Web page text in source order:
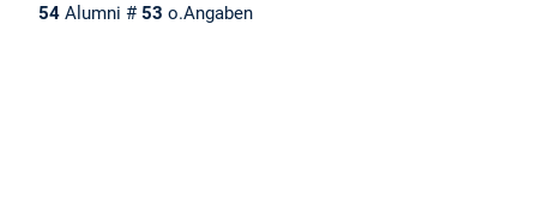
54 Alumni # 53 o.Angaben